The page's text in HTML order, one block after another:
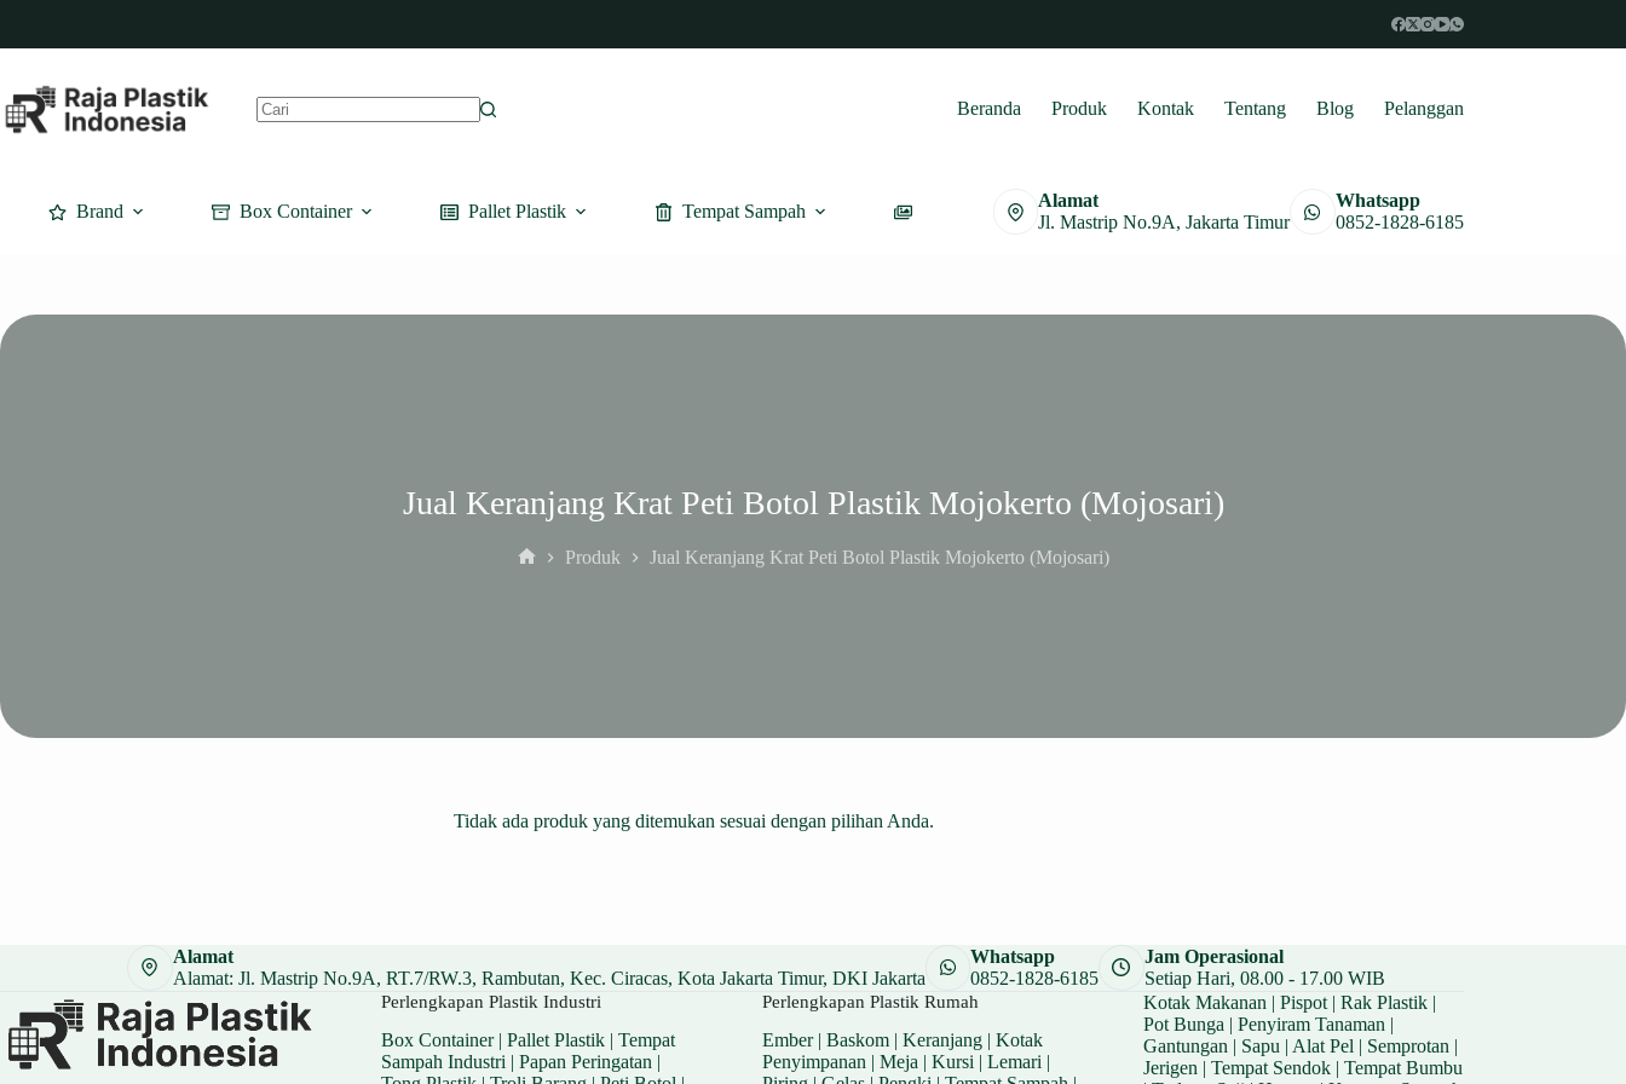
content
Beranda Produk Kontak Tentang Blog Pelanggan
Brand Box Container Pallet Plastik Tempat Sampah
Alamat
Jl. Mastrip No.9A, Jakarta Timur
Whatsapp
0852-1828-6185
Jual Keranjang Krat Peti Botol Plastik Mojokerto (Mojosari)
Produk Jual Keranjang Krat Peti Botol Plastik Mojokerto (Mojosari)
Tidak ada produk yang ditemukan sesuai dengan pilihan Anda.
Alamat
Alamat: Jl. Mastrip No.9A, RT.7/RW.3, Rambutan, Kec. Ciracas, Kota Jakarta Timur, DKI Jakarta
Whatsapp
0852-1828-6185
Jam Operasional
Setiap Hari, 08.00 - 17.00 WIB
Perlengkapan Plastik Industri
Box Container| Pallet Plastik| Tempat
Sampah Industri | Papan Peringatan |
Perlengkapan Plastik Rumah
Ember| Baskom| Keranjang| Kotak
Penyimpanan | Meja | Kursi | Lemari |
Kotak Makanan | Pispot| Rak Plastik|
Pot Bunga | Penyiram Tanaman |
Gantungan | Sapu | Alat Pel | Semprotan |
Jerigen | Tempat Sendok| Tempat Bumbu